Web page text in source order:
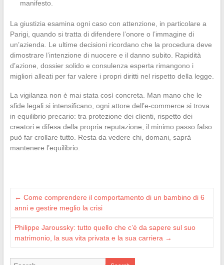
manifesto.
La giustizia esamina ogni caso con attenzione, in particolare a
Parigi, quando si tratta di difendere l’onore o l’immagine di
un’azienda. Le ultime decisioni ricordano che la procedura deve
dimostrare l’intenzione di nuocere e il danno subito. Rapidità
d’azione, dossier solido e consulenza esperta rimangono i
migliori alleati per far valere i propri diritti nel rispetto della legge.
La vigilanza non è mai stata così concreta. Man mano che le
sfide legali si intensificano, ogni attore dell’e-commerce si trova
in equilibrio precario: tra protezione dei clienti, rispetto dei
creatori e difesa della propria reputazione, il minimo passo falso
può far crollare tutto. Resta da vedere chi, domani, saprà
mantenere l’equilibrio.
← Come comprendere il comportamento di un bambino di 6
anni e gestire meglio la crisi
Philippe Jaroussky: tutto quello che c’è da sapere sul suo
matrimonio, la sua vita privata e la sua carriera →